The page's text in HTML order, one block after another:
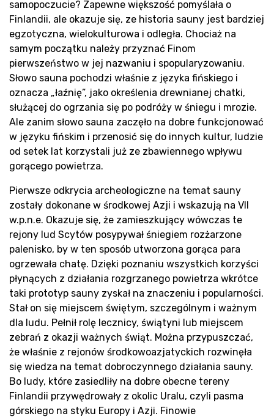
samopoczucie? Zapewne większość pomyślała o
Finlandii, ale okazuje się, ze historia sauny jest bardziej
egzotyczna, wielokulturowa i odległa. Chociaż na
samym początku należy przyznać Finom
pierwszeństwo w jej nazwaniu i spopularyzowaniu.
Słowo sauna pochodzi właśnie z języka fińskiego i
oznacza „łaźnię”, jako określenia drewnianej chatki,
służącej do ogrzania się po podróży w śniegu i mrozie.
Ale zanim słowo sauna zaczęło na dobre funkcjonować
w języku fińskim i przenosić się do innych kultur, ludzie
od setek lat korzystali już ze zbawiennego wpływu
gorącego powietrza.
Pierwsze odkrycia archeologiczne na temat sauny
zostały dokonane w środkowej Azji i wskazują na VII
w.p.n.e. Okazuje się, że zamieszkujący wówczas te
rejony lud Scytów posypywał śniegiem rozżarzone
palenisko, by w ten sposób utworzona gorąca para
ogrzewała chatę. Dzięki poznaniu wszystkich korzyści
płynących z działania rozgrzanego powietrza wkrótce
taki prototyp sauny zyskał na znaczeniu i popularności.
Stał on się miejscem świętym, szczególnym i ważnym
dla ludu. Pełnił rolę lecznicy, świątyni lub miejscem
zebrań z okazji ważnych świąt. Można przypuszczać,
że właśnie z rejonów środkowoazjatyckich rozwinęła
się wiedza na temat dobroczynnego działania sauny.
Bo ludy, które zasiedliły na dobre obecne tereny
Finlandii przywędrowały z okolic Uralu, czyli pasma
górskiego na styku Europy i Azji. Finowie